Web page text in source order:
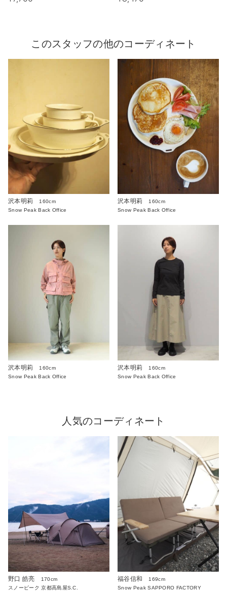
このスタッフの他のコーディネート
沢本明莉
160cm
Snow Peak Back Office
沢本明莉
160cm
Snow Peak Back Office
沢本明莉
160cm
Snow Peak Back Office
沢本明莉
160cm
Snow Peak Back Office
人気のコーディネート
野口 皓亮
170cm
スノーピーク 京都高島屋S.C.
福谷信和
169cm
Snow Peak SAPPORO FACTORY